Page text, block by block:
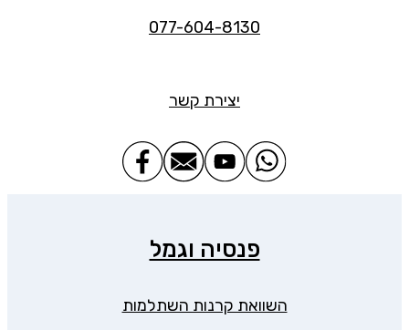
077-604-8130
יצירת קשר
פנסיה וגמל
השוואת קרנות השתלמות